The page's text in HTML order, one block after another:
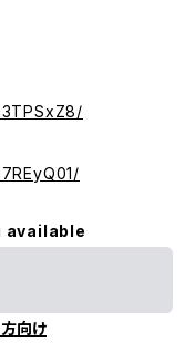
available
向け